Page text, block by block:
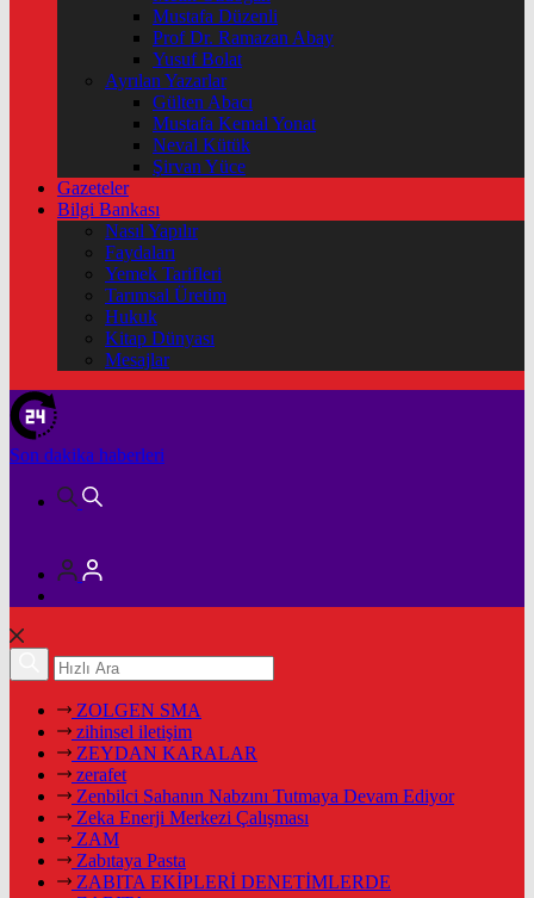
Mustafa Düzenli
Prof Dr. Ramazan Abay
Yusuf Bolat
Ayrılan Yazarlar
Gülten Abacı
Mustafa Kemal Yonat
Neval Kütük
Şirvan Yüce
Gazeteler
Bilgi Bankası
Nasıl Yapılır
Faydaları
Yemek Tarifleri
Tarımsal Üretim
Hukuk
Kitap Dünyası
Mesajlar
Son dakika haberleri
ZOLGEN SMA
zihinsel iletişim
ZEYDAN KARALAR
zerafet
Zenbilci Sahanın Nabzını Tutmaya Devam Ediyor
Zeka Enerji Merkezi Çalışması
ZAM
Zabıtaya Pasta
ZABITA EKİPLERİ DENETİMLERDE